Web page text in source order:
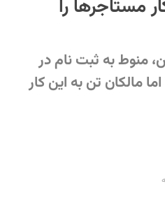
مستاجرها را
منوط به ثبت نام در
مالکان تن به این کار